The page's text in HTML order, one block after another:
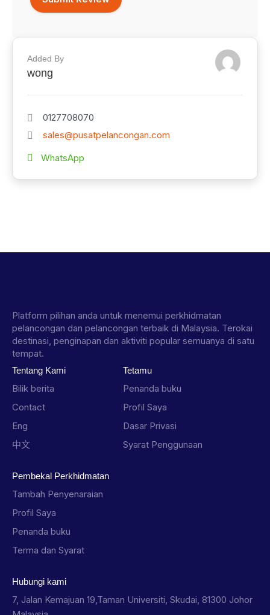
Added By
wong
0127708070
sales@pusatpelancongan.com
WhatsApp
Platform pilihan anda untuk menemui perkhidmatan
pelancongan dan pelancongan terbaik di Malaysia. Terokai
destinasi, penginapan dan aktiviti popular semuanya di satu
tempat.
Tentang Kami
Bilik berita
Contact
Eng
中文
Tetamu
Penanda buku
Profil Saya
Dasar Privasi
Syarat Penggunaan
Pembekal Perkhidmatan
Tambah Penyenaraian
Profil Saya
Penanda buku
Terma dan Syarat
Hubungi kami
7, Jalan Kemajuan 19,Taman Universiti, Skudai, 81300 Johor